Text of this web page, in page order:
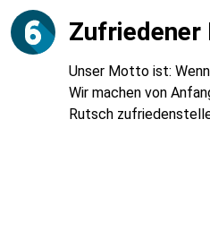
Zufriedener
Unser Motto ist:
Wir machen von
Rutsch